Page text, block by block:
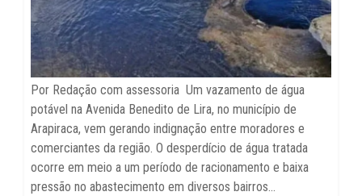
Por Redação com assessoria Um vazamento de água
potável na Avenida Benedito de Lira, no município de
Arapiraca, vem gerando indignação entre moradores e
comerciantes da região. O desperdício de água tratada
ocorre em meio a um período de racionamento e baixa
pressão no abastecimento em diversos bairros...